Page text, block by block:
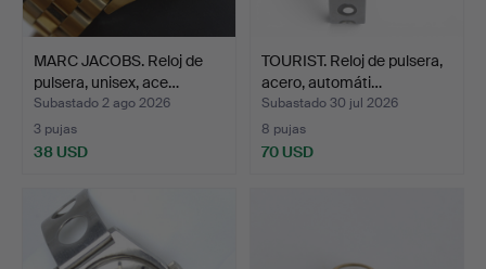
MARC JACOBS. Reloj de
pulsera, unisex, ace…
Subastado 2 ago 2026
3 pujas
38 USD
TOURIST. Reloj de pulsera,
acero, automáti…
Subastado 30 jul 2026
8 pujas
70 USD